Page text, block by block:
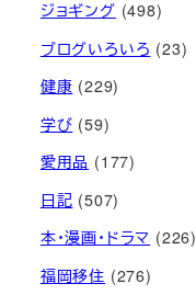
ジョギング (498)
ブログいろいろ (23)
健康 (229)
学び (59)
愛用品 (177)
日記 (507)
本・漫画・ドラマ (226)
福岡移住 (276)